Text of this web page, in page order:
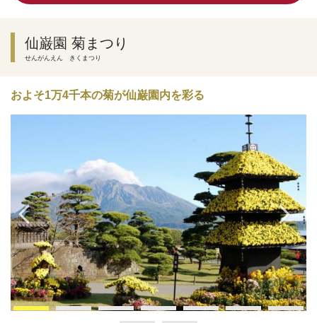
仙巌園 菊まつり
せんがんえん きくまつり
およそ1万4千本の菊が仙巌園内を彩る